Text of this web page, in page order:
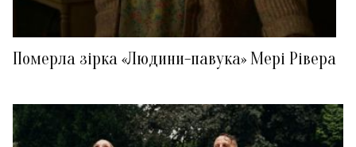
Померла зірка «Людини-павука» Мері Рівера